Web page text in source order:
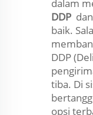
dalam
DDP
baik.
DDP
tiba. Di
opsi